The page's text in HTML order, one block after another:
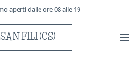
aperti dalle ore 08 alle 19
FILI (CS)